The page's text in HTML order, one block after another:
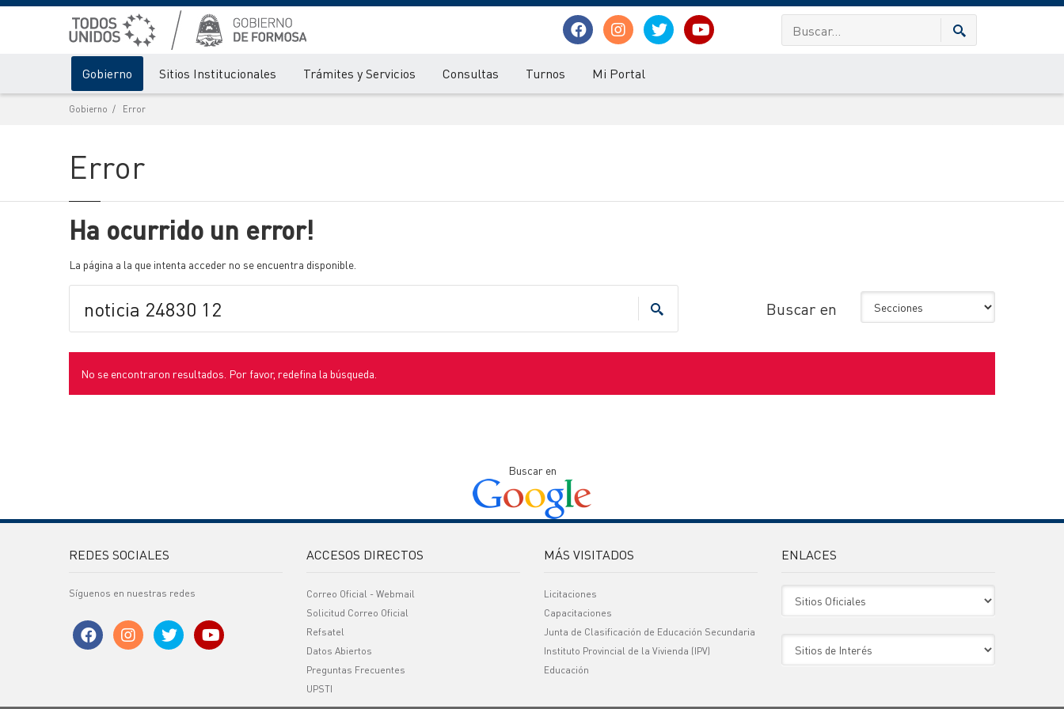
Gobierno Sitios Institucionales Trámites y Servicios Consultas Turnos Mi Portal
Gobierno Error
Error
Ha ocurrido un error!
La página a la que intenta acceder no se encuentra disponible.
Buscar en
No se encontraron resultados. Por favor, redefina la búsqueda.
Buscar en
REDES SOCIALES
Síguenos en nuestras redes
ACCESOS DIRECTOS
Correo Oficial - Webmail
Solicitud Correo Oficial
Refsatel
Datos Abiertos
Preguntas Frecuentes
UPSTI
MÁS VISITADOS
Licitaciones
Capacitaciones
Junta de Clasificación de Educación Secundaria
Instituto Provincial de la Vivienda (IPV)
Educación
ENLACES